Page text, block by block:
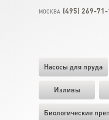
МОСКВА (495) 269-
Насосы для пруда
Изливы
Биологические